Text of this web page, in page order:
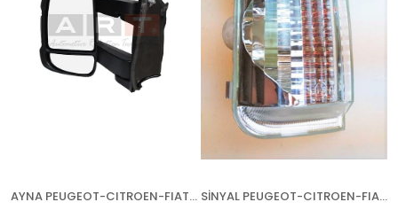
AYNA PEUGEOT-CITROEN-FIAT BOXER-JUMPER-DUCATO 2006- ELEKTRİKLİ ISITMALI SİNYALLİ UZUN KOL SOL SİNYAL PEUGEOT-CITROEN-FIAT BOXER-JUMPER-DUCATO 2006- BEYAZ 5W SAĞ